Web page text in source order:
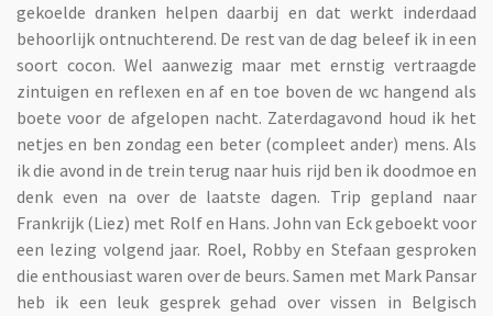
gekoelde dranken helpen daarbij en dat werkt inderdaad
behoorlijk ontnuchterend. De rest van de dag beleef ik in een
soort cocon. Wel aanwezig maar met ernstig vertraagde
zintuigen en reflexen en af en toe boven de wc hangend als
boete voor de afgelopen nacht. Zaterdagavond houd ik het
netjes en ben zondag een beter (compleet ander) mens. Als
ik die avond in de trein terug naar huis rijd ben ik doodmoe en
denk even na over de laatste dagen. Trip gepland naar
Frankrijk (Liez) met Rolf en Hans. John van Eck geboekt voor
een lezing volgend jaar. Roel, Robby en Stefaan gesproken
die enthousiast waren over de beurs. Samen met Mark Pansar
heb ik een leuk gesprek gehad over vissen in Belgisch